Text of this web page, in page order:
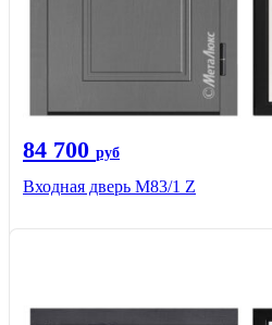
84 700 руб
Входная дверь M83/1 Z